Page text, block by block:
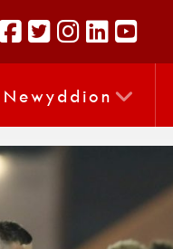
Newyddion